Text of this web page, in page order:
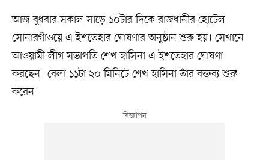
আজ বুধবার সকাল সাড়ে ১০টার দিকে রাজধানীর হোটেল
সোনারগাঁওয়ে এ ইশতেহার ঘোষণার অনুষ্ঠান শুরু হয়। সেখানে
আওয়ামী লীগ সভাপতি শেখ হাসিনা এ ইশতেহার ঘোষণা
করছেন। বেলা ১১টা ২০ মিনিটে শেখ হাসিনা তাঁর বক্তব্য শুরু
করেন।